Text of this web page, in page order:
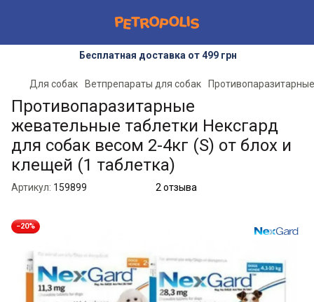
Бесплатная доставка от 499 грн
Для собак Ветпрепараты для собак
Противопаразитарные
жевательные таблетки Нексгард
для собак весом 2-4кг (S) от блох и
клещей (1 таблетка)
Артикул: 159899 2 отзыва
−20%